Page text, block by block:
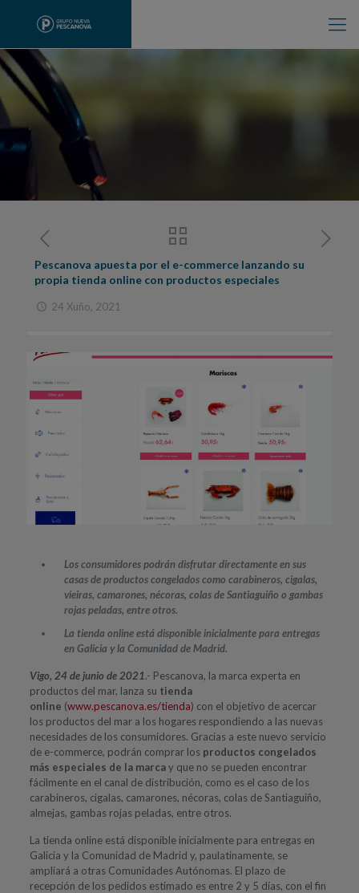
Pescanova apuesta por el e-commerce lanzando su
propia tienda online con productos especiales
24 Xuño, 2021
Los consumidores podrán disfrutar directamente en sus
casas de productos congelados como carabineros, cigalas,
vieiras, camarones, nécoras, colas de Santiaguiño o gambas
rojas peladas, entre otros.
La tienda online está disponible inicialmente para entregas
en Galicia y la Comunidad de Madrid.
Vigo, 24 de junio de 2021.- Pescanova, la marca experta en
productos del mar, lanza su tienda
online (www.pescanova.es/tienda) con el objetivo de acercar
los productos del mar a los hogares respondiendo a las nuevas
necesidades de los consumidores. Gracias a este nuevo servicio
de e-commerce, podrán comprar los productos congelados
más especiales de la marcay que no se pueden encontrar
fácilmente en el canal de distribución, como es el caso de los
carabineros, cigalas, camarones, nécoras, colas de Santiaguiño,
almejas, gambas rojas peladas, entre otros.
La tienda online está disponible inicialmente para entregas en
Galicia y la Comunidad de Madrid y, paulatinamente, se
ampliará a otras Comunidades Autónomas. El plazo de
recepción de los pedidos estimado es entre 2 y 5 días, con el fin